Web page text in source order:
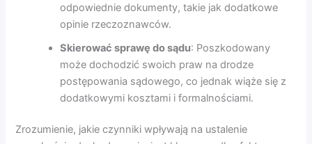
odpowiednie dokumenty, takie jak dodatkowe
opinie rzeczoznawców.
Skierować sprawę do sądu: Poszkodowany
może dochodzić swoich praw na drodze
postępowania sądowego, co jednak wiąże się z
dodatkowymi kosztami i formalnościami.
Zrozumienie, jakie czynniki wpływają na ustalenie